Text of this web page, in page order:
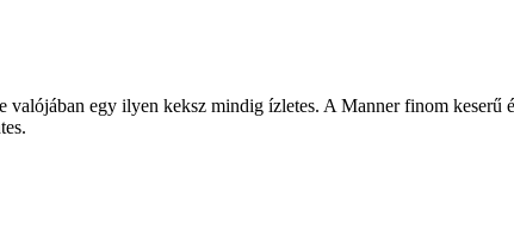
egy ilyen keksz mindig ízletes. A Manner finom keserű